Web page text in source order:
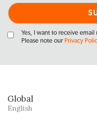
Yes, I want to receive
Please note our Privacy
Global
English